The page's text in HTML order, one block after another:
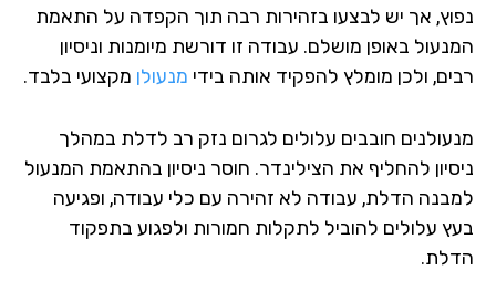
אך יש לבצעו בזהירות רבה תוך הקפדה על התאמת
באופן מושלם. עבודה זו דורשת מיומנות וניסיון
ולכן מומלץ להפקיד אותה בידי מנעולןמקצועי בלבד.
חובבים עלולים לגרום נזק רב לדלת במהלך
להחליף את הצילינדר. חוסר ניסיון בהתאמת המנעול
הדלת, עבודה לא זהירה עם כלי עבודה, ופגיעה
עלולים להוביל לתקלות חמורות ולפגוע בתפקוד